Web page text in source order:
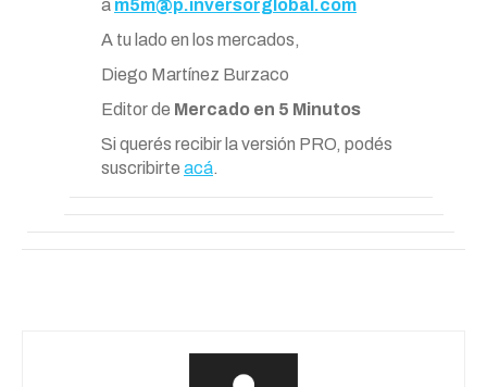
a m5m@p.inversorglobal.com
A tu lado en los mercados,
Diego Martínez Burzaco
Editor de Mercado en 5 Minutos
Si querés recibir la versión PRO, podés
suscribirte acá.